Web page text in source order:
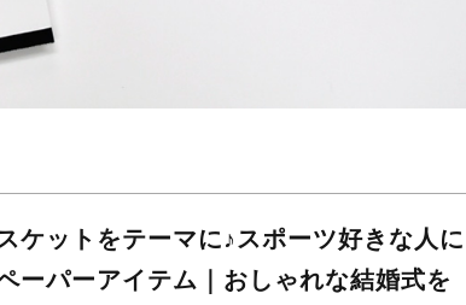
ケットをテーマに♪スポーツ好きな人に
ーパーアイテム｜おしゃれな結婚式を